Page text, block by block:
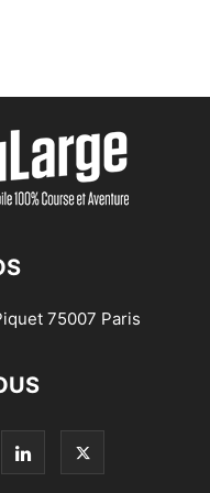
75007 Paris